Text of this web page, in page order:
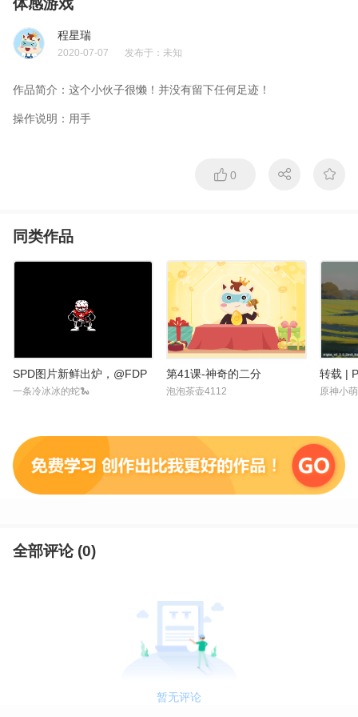
体感游戏
程星瑞
2020-07-07 发布于： 未知
作品简介： 这个小伙子很懒！并没有留下任何足迹！
操作说明： 用手
0
同类作品
SPD图片新鲜出炉，@FDP
一条冷冰冰的蛇🐍
第41课-神奇的二分
泡泡茶壶4112
转载 |
原神小
全部评论 (0)
暂无评论